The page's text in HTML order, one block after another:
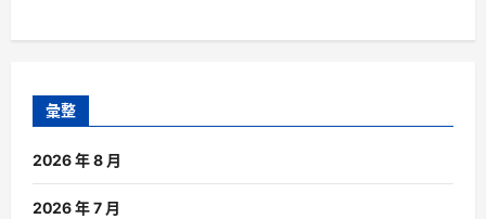
彙整
2026 年 8 月
2026 年 7 月